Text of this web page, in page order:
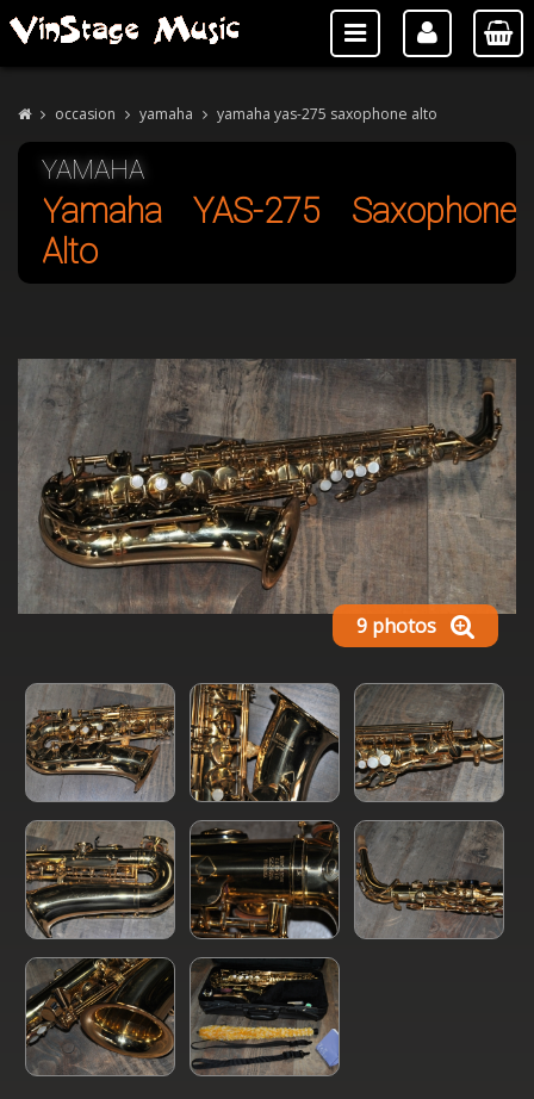
occasion yamaha yamaha yas-275 saxophone alto
YAMAHA
Yamaha YAS-275 Saxophone
Alto
9 photos